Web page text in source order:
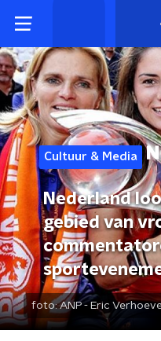
Cultuur & Media
Nederland
gebied van
foto:ANP - Eric